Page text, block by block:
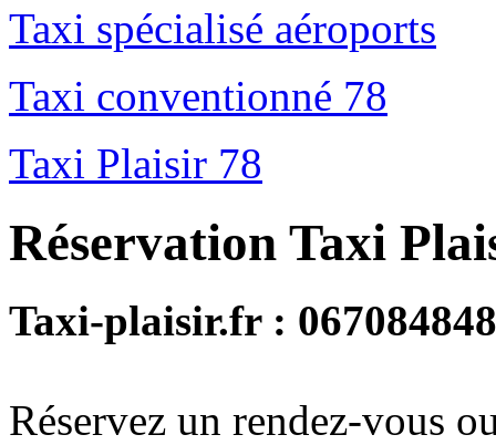
Taxi spécialisé aéroports
Taxi conventionné 78
Taxi Plaisir 78
Réservation Taxi
Taxi-plaisir.fr :
Réservez un rendez-vous